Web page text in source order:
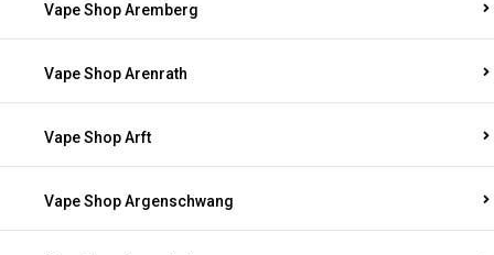
Vape Shop Aremberg
Vape Shop Arenrath
Vape Shop Arft
Vape Shop Argenschwang